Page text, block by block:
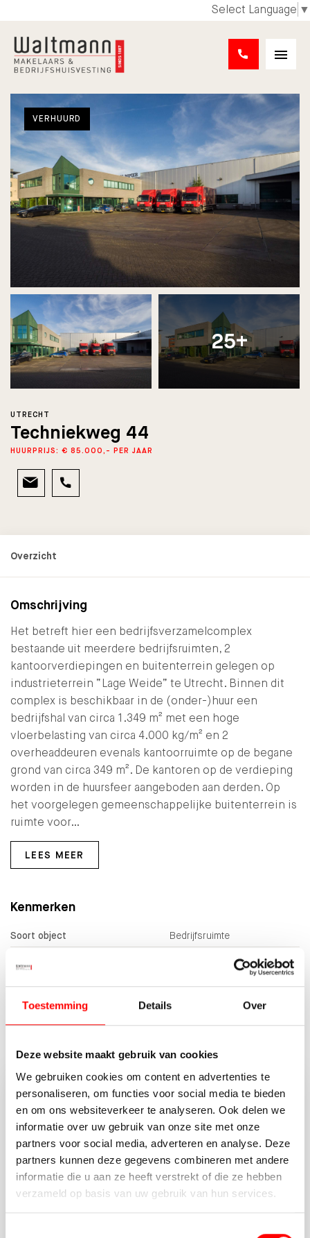
Toestemming Details Over
Deze website maakt gebruik van cookies
We gebruiken cookies om content en advertenties te
personaliseren, om functies voor social media te bieden
en om ons websiteverkeer te analyseren. Ook delen we
informatie over uw gebruik van onze site met onze
partners voor social media, adverteren en analyse. Deze
partners kunnen deze gegevens combineren met andere
informatie die u aan ze heeft verstrekt of die ze hebben
verzameld op basis van uw gebruik van hun services.
Select Language ▼
VERHUURD
25+
Techniekweg 44
UTRECHT
HUURPRIJS: € 85.000,- PER JAAR
Omschrijving
Het betreft hier een bedrijfsverzamelcomplex
bestaande uit meerdere bedrijfsruimten, 2
kantoorverdiepingen en buitenterrein gelegen op
industrieterrein “Lage Weide” te Utrecht. Binnen dit
complex is beschikbaar in de (onder-)huur een
bedrijfshal van circa 1.349 m² met een hoge
vloerbelasting van circa 4.000 kg/m² en 2
overheaddeuren evenals kantoorruimte op de begane
grond van circa 349 m². De kantoren op de verdieping
worden in de huursfeer aangeboden aan derden. Op
het voorgelegen gemeenschappelijke buitenterrein is
ruimte voor…
LEES MEER
Kenmerken
Soort object
Bedrijfsruimte
MEER KENMERKEN
Vragen of opmerkingen?
Neem vrijblijvend contact op met Jeroen van
der Wal.
030-662 22 55
BEDRIJVEN@WALTMANN.NL